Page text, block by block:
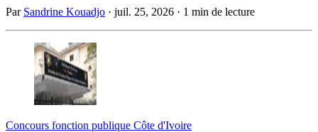
Par Sandrine Kouadjo · juil. 25, 2026 · 1 min de lecture
Concours fonction publique Côte d'Ivoire